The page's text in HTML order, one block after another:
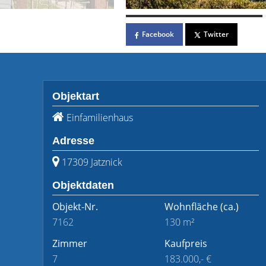
Facebook Twitter
Objektart
Einfamilienhaus
Adresse
17309 Jatznick
Objektdaten
Objekt-Nr.
7162
Wohnfläche(ca.)
130 m²
Zimmer
7
Kaufpreis
183.000,- €